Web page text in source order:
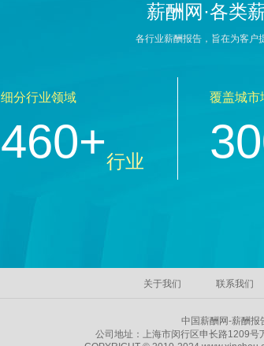
薪酬网·各类
各行业薪酬报告，旨在为客户
细分行业领域
460+行业
覆盖城市
关于我们 联系我们
中国薪酬网-薪酬报
公司地址：上海市闵行区申长路1209号